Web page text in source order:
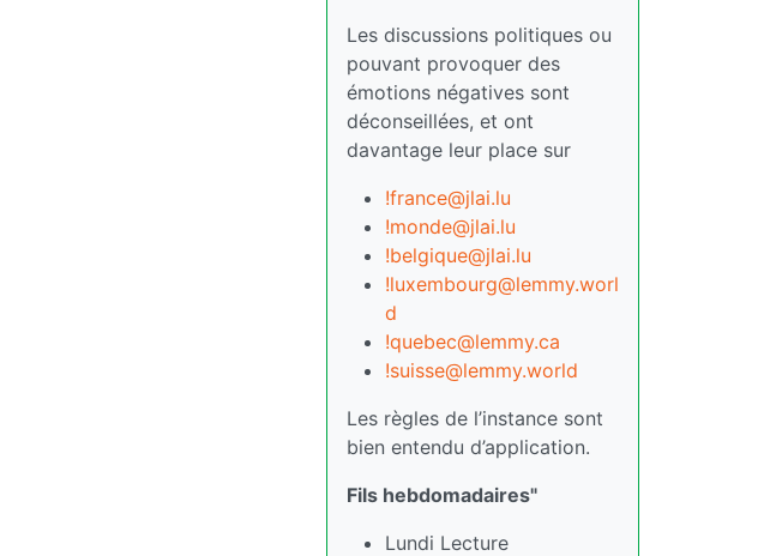
Les discussions politiques ou
pouvant provoquer des
émotions négatives sont
déconseillées, et ont
davantage leur place sur
!france@jlai.lu
!monde@jlai.lu
!belgique@jlai.lu
!luxembourg@lemmy.worl
d
!quebec@lemmy.ca
!suisse@lemmy.world
Les règles de l’instance sont
bien entendu d’application.
Fils hebdomadaires"
Lundi Lecture